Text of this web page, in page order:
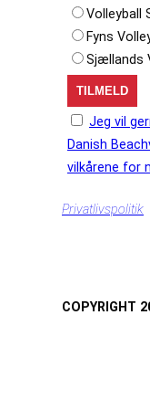
Volleyball
Fyns
Sjællands
Jeg vil
Danish
vilkårene for
Privatlivspolitik
COPYRIGHT